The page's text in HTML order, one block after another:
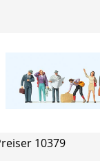
10379